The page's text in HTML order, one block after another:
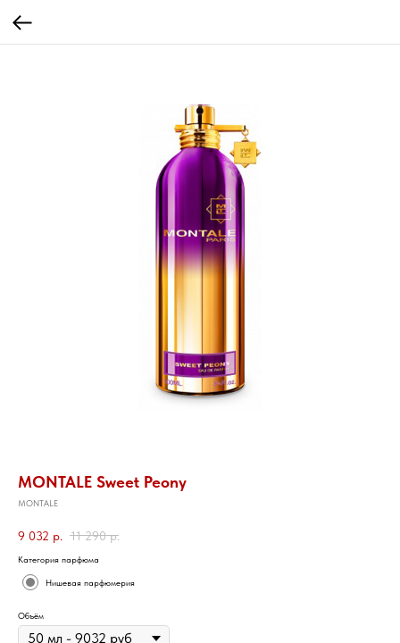
MONTALE Sweet Peony
MONTALE
9 032 р. 11 290 р.
Категория парфюма
Нишевая парфюмерия
Объём